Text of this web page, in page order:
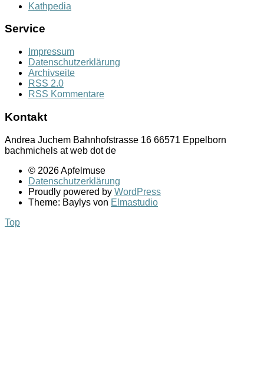
Kathpedia
Service
Impressum
Datenschutzerklärung
Archivseite
RSS 2.0
RSS Kommentare
Kontakt
Andrea Juchem Bahnhofstrasse 16 66571 Eppelborn
bachmichels at web dot de
© 2026 Apfelmuse
Datenschutzerklärung
Proudly powered by WordPress
Theme: Baylys von Elmastudio
Top